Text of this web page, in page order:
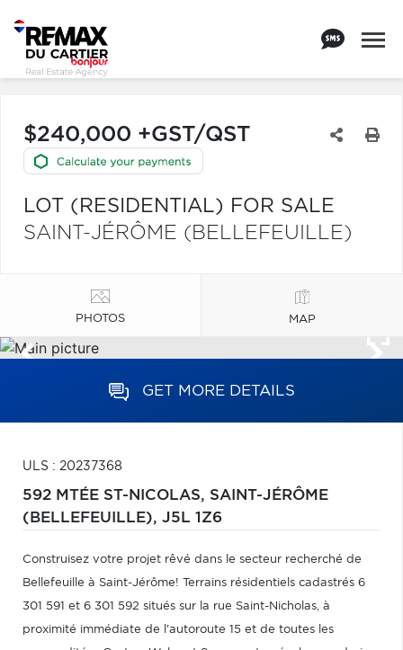
$240,000 +GST/QST
LOT (RESIDENTIAL) FOR SALE
SAINT-JÉRÔME (BELLEFEUILLE)
PHOTOS MAP
GET MORE DETAILS
ULS : 20237368
592 MTÉE ST-NICOLAS, SAINT-JÉRÔME
(BELLEFEUILLE), J5L 1Z6
Construisez votre projet rêvé dans le secteur recherché de
Bellefeuille à Saint-Jérôme! Terrains résidentiels cadastrés 6
301 591 et 6 301 592 situés sur la rue Saint-Nicholas, à
proximité immédiate de l'autoroute 15 et de toutes les